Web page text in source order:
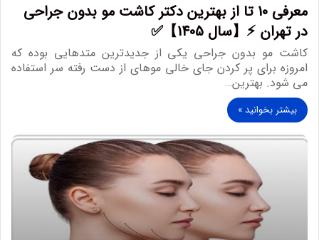
معرفی 10 تا از بهترین دکتر کاشت مو بدون جراحی
در تهران ⚡【سال 1405】✅
کاشت مو بدون جراحی یکی از جدیدترین متدهایی بوده که
امروزه برای پر کردن جای خالی موهای از دست رفته سر استفاده
می شود. بهترین…
بیشتر بخوانید »